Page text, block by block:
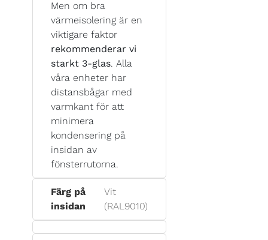
Men om bra
värmeisolering är en
viktigare faktor
rekommenderar vi
starkt 3-glas. Alla
våra enheter har
distansbågar med
varmkant för att
minimera
kondensering på
insidan av
fönsterrutorna.
Färg på
insidan
Vit
(RAL9010)